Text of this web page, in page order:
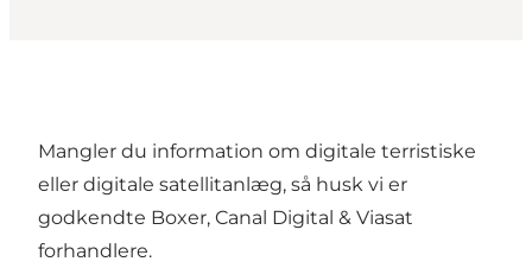
Mangler du information om digitale terristiske
eller digitale satellitanlæg, så husk vi er
godkendte Boxer, Canal Digital & Viasat
forhandlere.